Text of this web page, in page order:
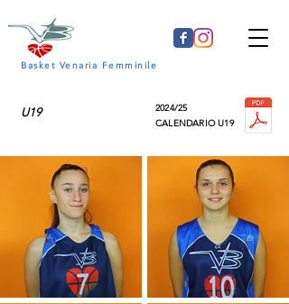
Basket Venaria Femminile
U19
2024/25
CALENDARIO U19